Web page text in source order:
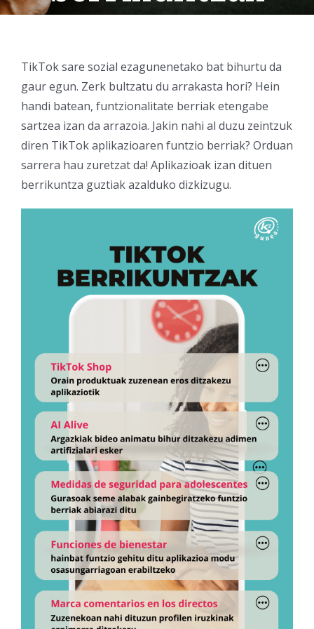
TikTok sare sozial ezagunenetako bat bihurtu da
gaur egun. Zerk bultzatu du arrakasta hori? Hein
handi batean, funtzionalitate berriak etengabe
sartzea izan da arrazoia. Jakin nahi al duzu zeintzuk
diren TikTok aplikazioaren funtzio berriak? Orduan
sarrera hau zuretzat da! Aplikazioak izan dituen
berrikuntza guztiak azalduko dizkizugu.